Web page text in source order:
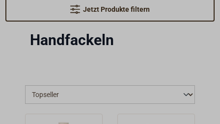
Jetzt Produkte filtern
Handfackeln